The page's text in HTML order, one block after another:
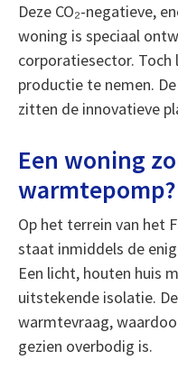
Deze CO₂-negatieve,
woning is speciaal
corporatiesector.
productie te nemen.
zitten de innovatieve
Een woning
Op het terrein van het
staat inmiddels de
Een licht, houten huis
uitstekende isolatie.
warmtevraag,
gezien overbodig is.